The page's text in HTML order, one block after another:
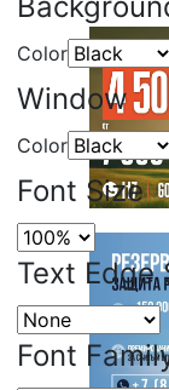
Color
Window
Color
Font Size
Text Edge
Font